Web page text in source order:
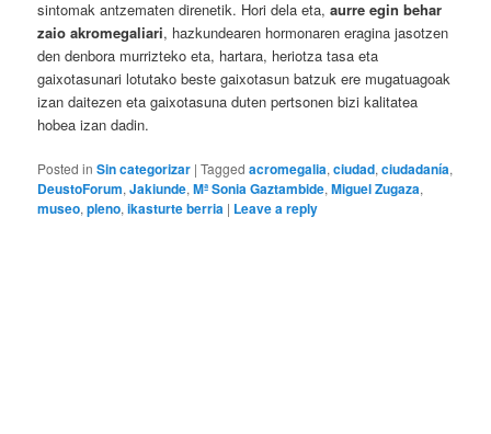
sintomak antzematen direnetik. Hori dela eta,aurre egin behar
zaio akromegaliari, hazkundearen hormonaren eragina jasotzen
den denbora murrizteko eta, hartara, heriotza tasa eta
gaixotasunari lotutako beste gaixotasun batzuk ere mugatuagoak
izan daitezen eta gaixotasuna duten pertsonen bizi kalitatea
hobea izan dadin.
Posted in Sin categorizar |Tagged acromegalia,ciudad,ciudadanía,
DeustoForum,Jakiunde,Mª Sonia Gaztambide,Miguel Zugaza,
museo,pleno,ikasturte berria | Leave a reply